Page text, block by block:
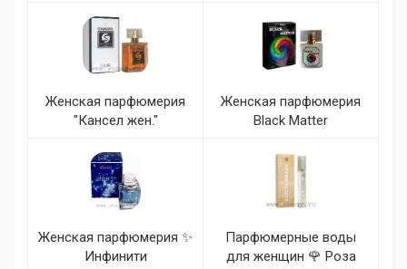
Женская парфюмерия
"Кансел жен."
Женская парфюмерия
Black Matter
Женская парфюмерия ✨
Инфинити
Парфюмерные воды
для женщин 🌹 Роза